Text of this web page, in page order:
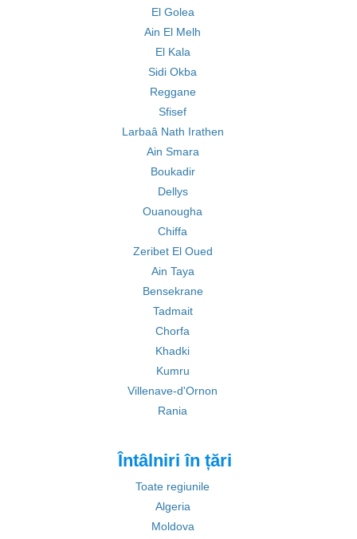
El Golea
Ain El Melh
El Kala
Sidi Okba
Reggane
Sfisef
Larbaâ Nath Irathen
Ain Smara
Boukadir
Dellys
Ouanougha
Chiffa
Zeribet El Oued
Ain Taya
Bensekrane
Tadmait
Chorfa
Khadki
Kumru
Villenave-d'Ornon
Rania
Întâlniri în țări
Toate regiunile
Algeria
Moldova